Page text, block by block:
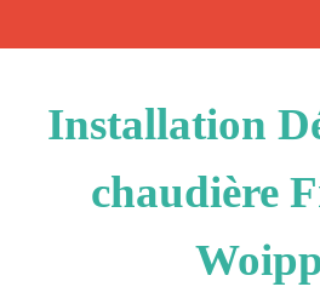
Installation
chaudière